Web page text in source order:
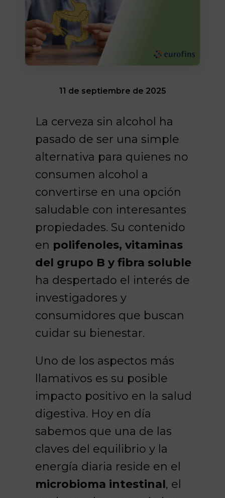
11 de septiembre de 2025
La cerveza sin alcohol ha
pasado de ser una simple
alternativa para quienes no
consumen alcohol a
convertirse en una opción
saludable con interesantes
propiedades. Su contenido
en polifenoles, vitaminas
del grupo B y fibra soluble
ha despertado el interés de
investigadores y
consumidores que buscan
cuidar su bienestar.
Uno de los aspectos más
llamativos es su posible
impacto positivo en la salud
digestiva. Hoy en día
sabemos que una de las
claves del equilibrio y la
energía diaria reside en el
microbioma intestinal, el